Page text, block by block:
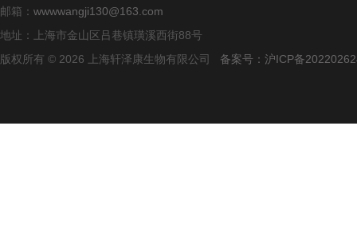
邮箱： wwwwangji130@163.com
地址：上海市金山区吕巷镇璜溪西街88号
版权所有 © 2026 上海轩泽康生物有限公司 备案号：沪ICP备